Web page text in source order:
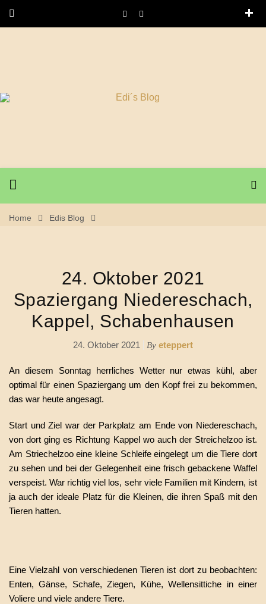
Home
Edis Blog
24. Oktober 2021
Spaziergang Niedereschach,
Kappel, Schabenhausen
24. Oktober 2021 By eteppert
An diesem Sonntag herrliches Wetter nur etwas kühl, aber
optimal für einen Spaziergang um den Kopf frei zu bekommen,
das war heute angesagt.
Start und Ziel war der Parkplatz am Ende von Niedereschach,
von dort ging es Richtung Kappel wo auch der Streichelzoo ist.
Am Striechelzoo eine kleine Schleife eingelegt um die Tiere dort
zu sehen und bei der Gelegenheit eine frisch gebackene Waffel
verspeist. War richtig viel los, sehr viele Familien mit Kindern, ist
ja auch der ideale Platz für die Kleinen, die ihren Spaß mit den
Tieren hatten.
Eine Vielzahl von verschiedenen Tieren ist dort zu beobachten:
Enten, Gänse, Schafe, Ziegen, Kühe, Wellensittiche in einer
Voliere und viele andere Tiere.